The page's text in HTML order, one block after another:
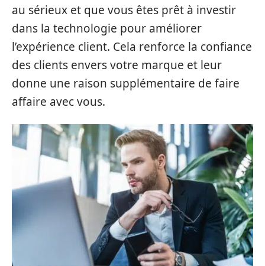
au sérieux et que vous êtes prêt à investir
dans la technologie pour améliorer
l’expérience client. Cela renforce la confiance
des clients envers votre marque et leur
donne une raison supplémentaire de faire
affaire avec vous.